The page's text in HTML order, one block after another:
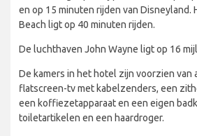
en op 15 minuten rijden van Disneyland.
Beach ligt op 40 minuten rijden.
De luchthaven John Wayne ligt op 16
De kamers in het hotel zijn voorzien van
flatscreen-tv met kabelzenders, een
een koffiezetapparaat en een eigen
toiletartikelen en een haardroger.